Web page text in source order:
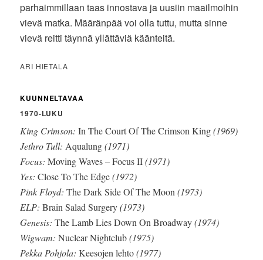
parhaimmillaan taas innostava ja uusiin maailmoihin
vievä matka. Määränpää voi olla tuttu, mutta sinne
vievä reitti täynnä yllättäviä käänteitä.
ARI HIETALA
KUUNNELTAVAA
1970-LUKU
King Crimson:In The Court Of The Crimson King(1969)
Jethro Tull:Aqualung(1971)
Focus:Moving Waves – Focus II(1971)
Yes:Close To The Edge(1972)
Pink Floyd:The Dark Side Of The Moon(1973)
ELP:Brain Salad Surgery(1973)
Genesis:The Lamb Lies Down On Broadway(1974)
Wigwam:Nuclear Nightclub(1975)
Pekka Pohjola:Keesojen lehto(1977)